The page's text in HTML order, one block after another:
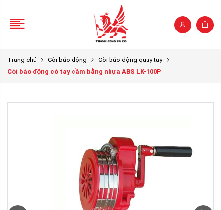
Trang chủ Còi báo động
Còi báo động quay tay
Còi báo động có tay cầm bằng nhựa ABS LK-100P